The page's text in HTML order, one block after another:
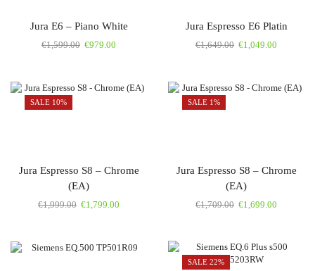
Jura E6 – Piano White
€1,599.00 €979.00
Jura Espresso E6 Platin
€1,649.00 €1,049.00
SALE 10%
Jura Espresso S8 – Chrome
(EA)
€1,999.00 €1,799.00
SALE 1%
Jura Espresso S8 – Chrome
(EA)
€1,709.00 €1,699.00
SALE 22%